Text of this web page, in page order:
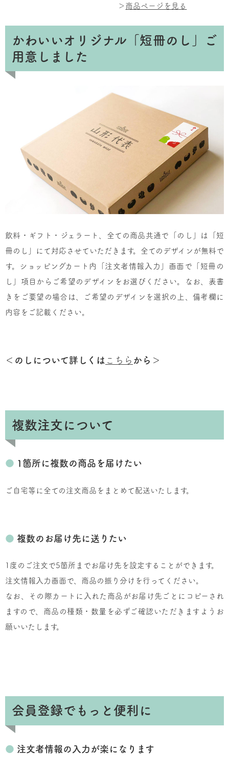
＞ 商品ページを見る
かわいいオリジナル「短冊のし」ご
用意しました
飲料・ギフト・ジェラート、全ての商品共通で「のし」は「短
冊のし」にて対応させていただきます。全てのデザインが無料で
す。ショッピングカート内「注文者情報入力」画面で「短冊の
し」項目からご希望のデザインをお選びください。なお、表書
きをご要望の場合は、ご希望のデザインを選択の上、備考欄に
内容をご記載ください。
＜のしについて詳しくは こちら から＞
複数注文について
● 1箇所に複数の商品を届けたい
ご自宅等に全ての注文商品をまとめて配送いたします。
● 複数のお届け先に送りたい
1度のご注文で5箇所までお届け先を設定することができます。
注文情報入力画面で、商品の振り分けを行ってください。
なお、その際カートに入れた商品がお届け先ごとにコピーされ
ますので、商品の種類・数量を必ずご確認いただきますようお
願いいたします。
会員登録でもっと便利に
● 注文者情報の入力が楽になります